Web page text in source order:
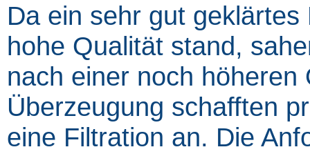
Da ein sehr gut
hohe Qualität stand,
nach einer noch
Überzeugung schafften
eine Filtration an. Die